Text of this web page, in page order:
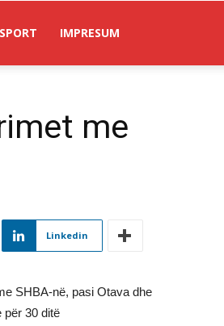
SPORT IMPRESUM
me
Linkedin
SHBA-në, pasi Otava dhe
për 30 ditë